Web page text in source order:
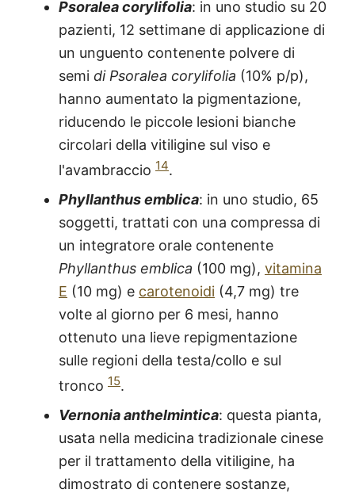
Psoralea corylifolia: in uno studio su 20
pazienti, 12 settimane di applicazione di
un unguento contenente polvere di
semi di Psoralea corylifolia (10% p/p),
hanno aumentato la pigmentazione,
riducendo le piccole lesioni bianche
circolari della vitiligine sul viso e
l'avambraccio 14.
Phyllanthus emblica: in uno studio, 65
soggetti, trattati con una compressa di
un integratore orale contenente
Phyllanthus emblica (100 mg), vitamina
E (10 mg) e carotenoidi (4,7 mg) tre
volte al giorno per 6 mesi, hanno
ottenuto una lieve repigmentazione
sulle regioni della testa/collo e sul
tronco 15.
Vernonia anthelmintica: questa pianta,
usata nella medicina tradizionale cinese
per il trattamento della vitiligine, ha
dimostrato di contenere sostanze,